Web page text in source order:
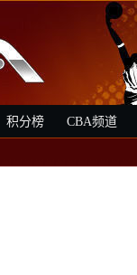
积分榜 CBA频道